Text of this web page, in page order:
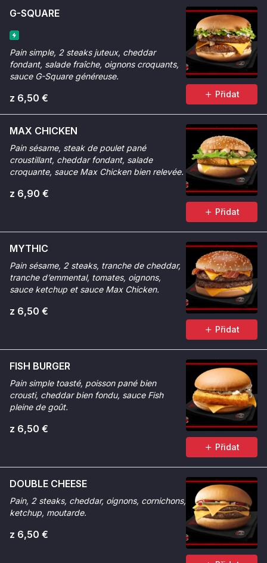
G-SQUARE
Pain simple, 2 steaks juteux, cheddar
fondant, salade fraîche, oignons croquants,
sauce G-Square généreuse.
z 6,50 € Přidat
MAX CHICKEN
Pain sésame, steak de poulet pané
croustillant, cheddar fondant, salade
croquante, sauce Max Chicken bien relevée.
z 6,90 €
Přidat
MYTHIC
Pain sésame, 2 steaks, tranche de cheddar,
tranche d’emmental, tomates, oignons,
sauce ketchup et sauce Max Chicken.
z 6,50 €
Přidat
FISH BURGER
Pain simple toasté, poisson pané bien
crousti, cheddar bien fondu, sauce Fish
pleine de goût.
z 6,50 €
Přidat
DOUBLE CHEESE
Pain, 2 steaks, cheddar, oignons, cornichons,
ketchup, moutarde.
z 6,50 €